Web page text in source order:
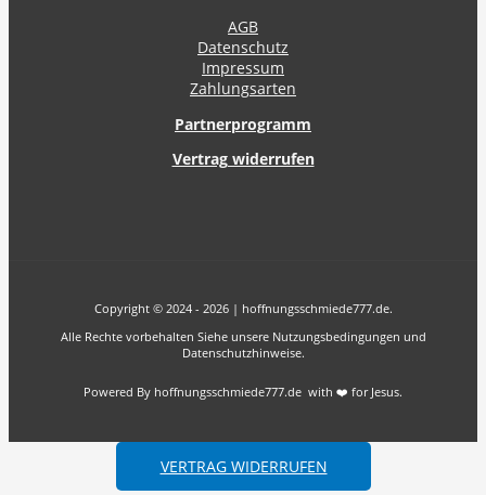
AGB
Datenschutz
Impressum
Zahlungsarten
Partnerprogramm
Vertrag widerrufen
Copyright © 2024 - 2026 | hoffnungsschmiede777.de.
Alle Rechte vorbehalten Siehe unsere Nutzungsbedingungen und
Datenschutzhinweise.
Powered By hoffnungsschmiede777.de with ❤️ for Jesus.
VERTRAG WIDERRUFEN